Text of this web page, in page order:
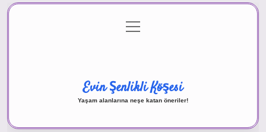
Gizlilik Politikası
menüyü
aç
Evin Şenlikli Köşesi
Yaşam alanlarına neşe katan öneriler!